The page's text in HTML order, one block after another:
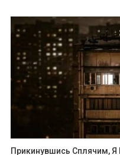
Прикинувшись Сплячим,